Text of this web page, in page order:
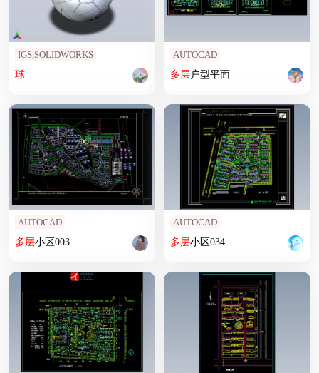
IGS,SOLIDWORKS
球
AUTOCAD
多层户型平面
AUTOCAD
多层小区003
AUTOCAD
多层小区034